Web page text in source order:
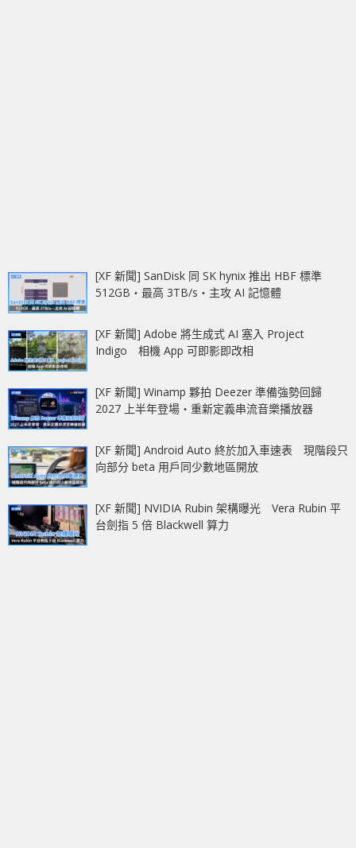
[XF 新聞] SanDisk 同 SK hynix 推出 HBF 標準
512GB‧最高 3TB/s‧主攻 AI 記憶體
[XF 新聞] Adobe 將生成式 AI 塞入 Project
Indigo 相機 App 可即影即改相
[XF 新聞] Winamp 夥拍 Deezer 準備強勢回歸
2027 上半年登場‧重新定義串流音樂播放器
[XF 新聞] Android Auto 終於加入車速表 現階段只
向部分 beta 用戶同少數地區開放
[XF 新聞] NVIDIA Rubin 架構曝光 Vera Rubin 平
台劍指 5 倍 Blackwell 算力